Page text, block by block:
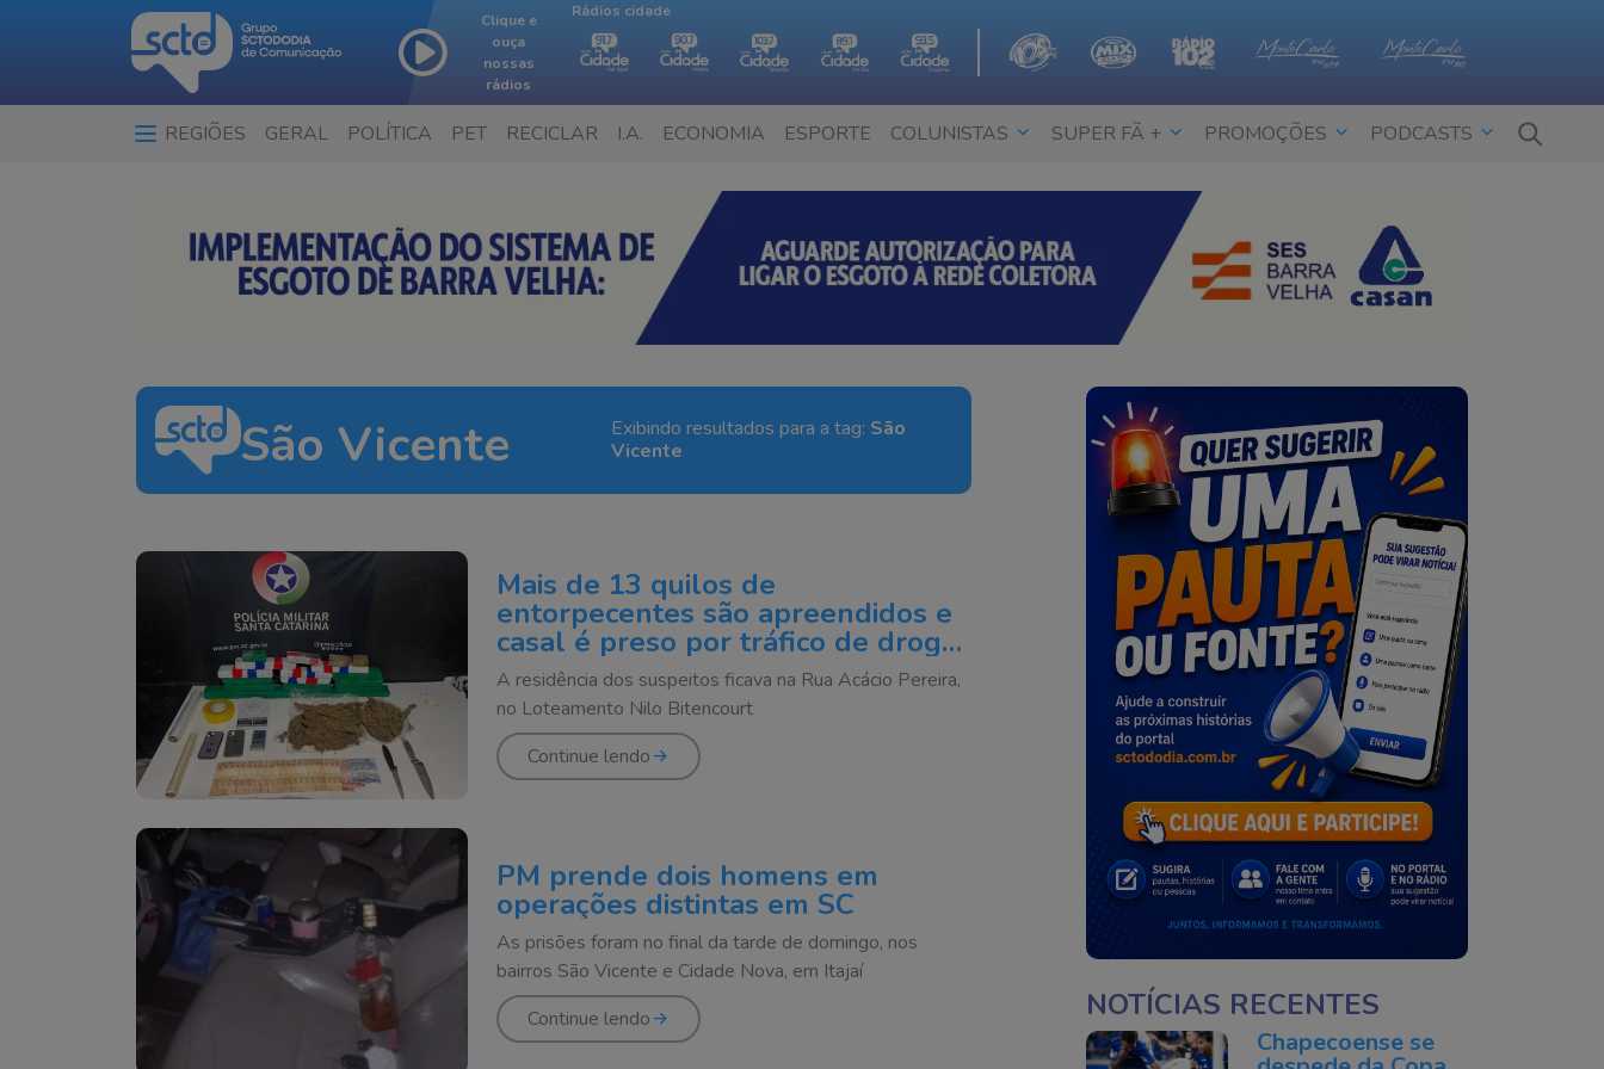
Clique e
ouça
nossas
rádios
Rádios cidade
REGIÕES GERAL POLÍTICA PET RECICLAR I.A. ECONOMIA ESPORTE COLUNISTAS SUPER FÃ + PROMOÇÕES PODCASTS
São Vicente Exibindo resultados para a tag: São
Vicente
Mais de 13 quilos de
entorpecentes são apreendidos e
casal é preso por tráfico de drogas
em Itajaí
A residência dos suspeitos ficava na Rua Acácio Pereira,
no Loteamento Nilo Bitencourt
Continue lendo
PM prende dois homens em
operações distintas em SC
As prisões foram no final da tarde de domingo, nos
bairros São Vicente e Cidade Nova, em Itajaí
Continue lendo
NOTÍCIAS RECENTES
Chapecoense se